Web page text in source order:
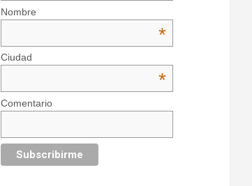
Nombre
*
Ciudad
*
Comentario